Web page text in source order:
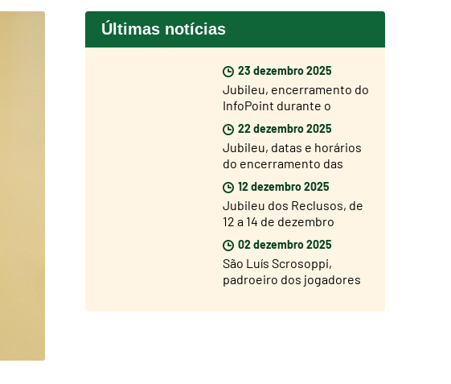
Últimas notícias
23 dezembro 2025
Jubileu, encerramento do
InfoPoint durante o
período natalício
22 dezembro 2025
Jubileu, datas e horários
do encerramento das
Portas Santas
12 dezembro 2025
Jubileu dos Reclusos, de
12 a 14 de dezembro
02 dezembro 2025
São Luís Scrosoppi,
padroeiro dos jogadores
da estátua a 5 de